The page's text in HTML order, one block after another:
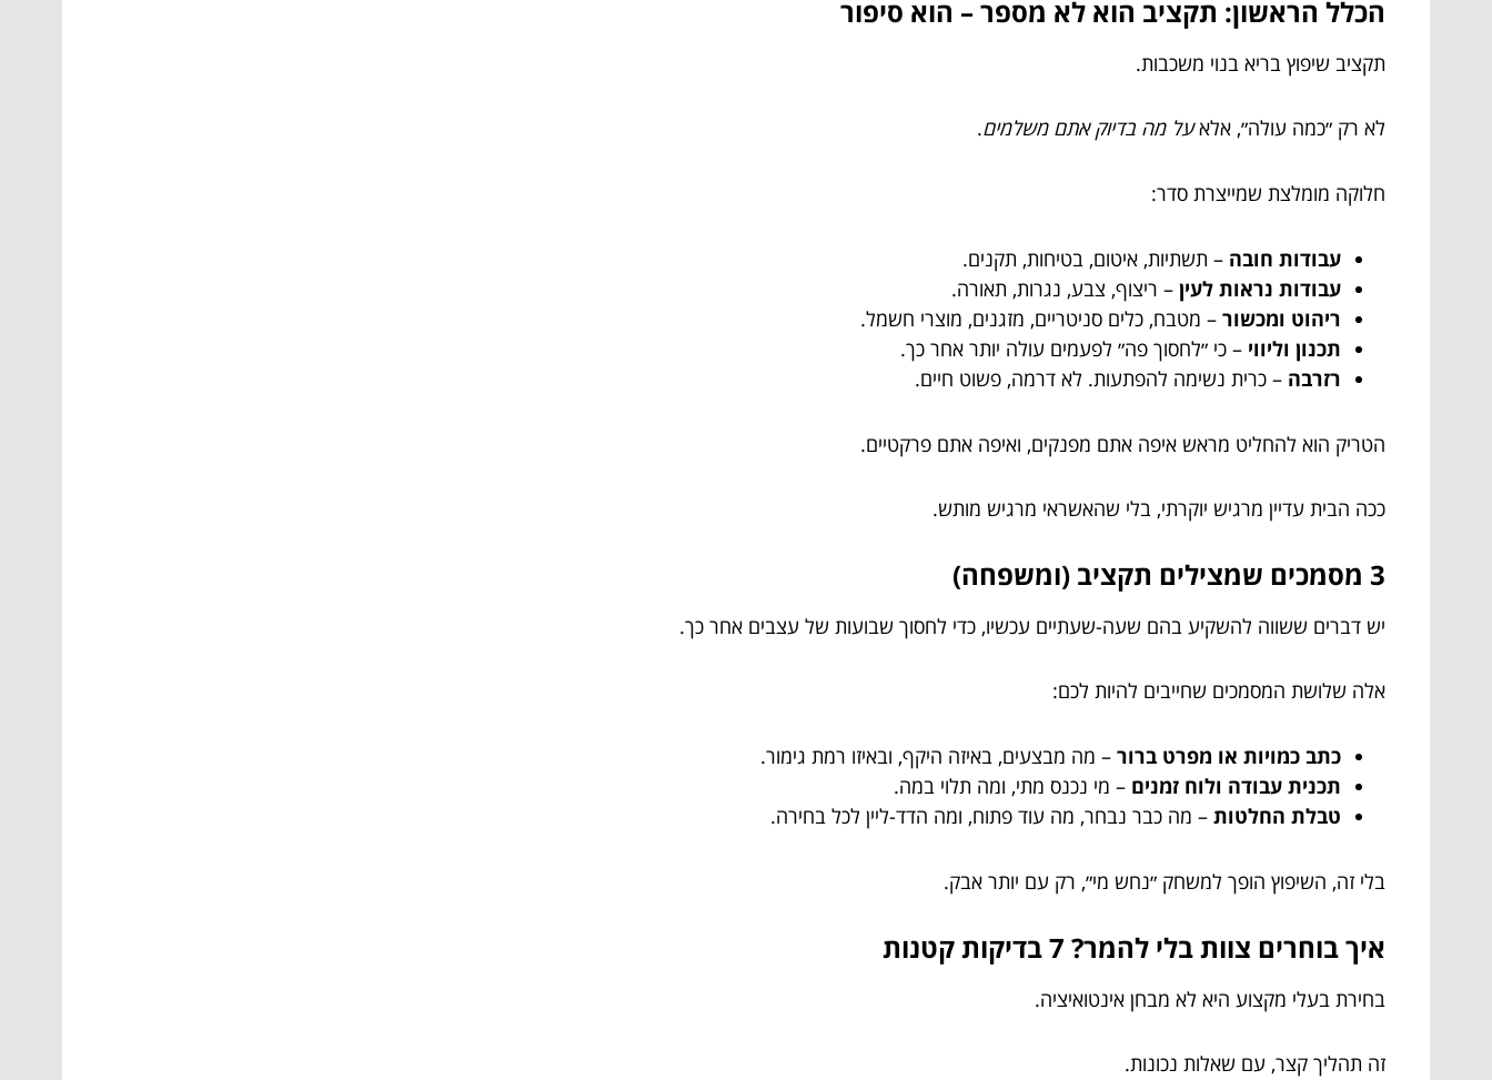
הכלל הראשון: תקציב הוא לא מספר – הוא סיפור
תקציב שיפוץ בריא בנוי משכבות.
לא רק ״כמה עולה״, אלאעל מה בדיוק אתם משלמים.
חלוקה מומלצת שמייצרת סדר:
עבודות חובה – תשתיות, איטום, בטיחות, תקנים.
עבודות נראות לעין – ריצוף, צבע, נגרות, תאורה.
ריהוט ומכשור – מטבח, כלים סניטריים, מזגנים, מוצרי חשמל.
תכנון וליווי – כי ״לחסוך פה״ לפעמים עולה יותר אחר כך.
רזרבה – כרית נשימה להפתעות. לא דרמה, פשוט חיים.
הטריק הוא להחליט מראש איפה אתם מפנקים, ואיפה אתם פרקטיים.
ככה הבית עדיין מרגיש יוקרתי, בלי שהאשראי מרגיש מותש.
3 מסמכים שמצילים תקציב (ומשפחה)
יש דברים ששווה להשקיע בהם שעה-שעתיים עכשיו, כדי לחסוך שבועות של עצבים אחר כך.
אלה שלושת המסמכים שחייבים להיות לכם:
כתב כמויות או מפרט ברור – מה מבצעים, באיזה היקף, ובאיזו רמת גימור.
תכנית עבודה ולוח זמנים – מי נכנס מתי, ומה תלוי במה.
טבלת החלטות – מה כבר נבחר, מה עוד פתוח, ומה הדד-ליין לכל בחירה.
בלי זה, השיפוץ הופך למשחק ״נחש מי״, רק עם יותר אבק.
איך בוחרים צוות בלי להמר? 7 בדיקות קטנות
בחירת בעלי מקצוע היא לא מבחן אינטואיציה.
זה תהליך קצר, עם שאלות נכונות.